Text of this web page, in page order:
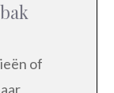
of